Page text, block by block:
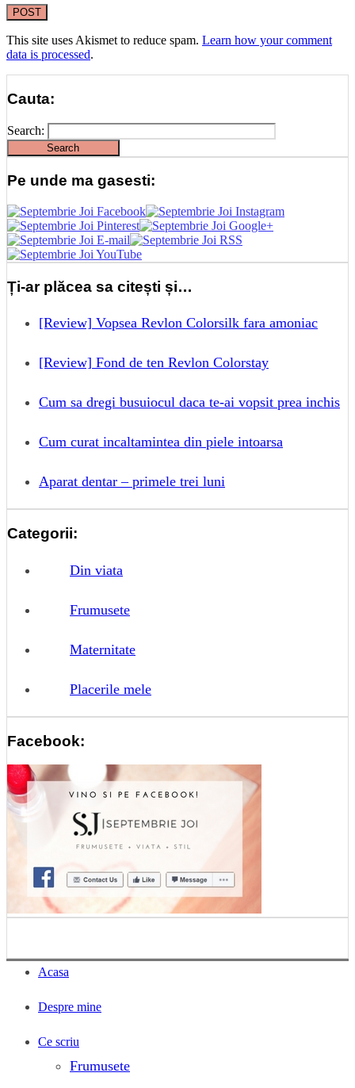
This site uses Akismet to reduce spam. Learn how your comment
data is processed.
Cauta:
Search:
Pe unde ma gasesti:
Ți-ar plăcea sa citești și…
[Review] Vopsea Revlon Colorsilk fara amoniac
[Review] Fond de ten Revlon Colorstay
Cum sa dregi busuiocul daca te-ai vopsit prea inchis
Cum curat incaltamintea din piele intoarsa
Aparat dentar – primele trei luni
Categorii:
Din viata
Frumusete
Maternitate
Placerile mele
Facebook:
Acasa
Despre mine
Ce scriu
Frumusete